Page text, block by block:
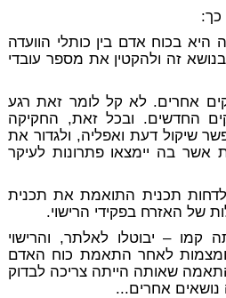
כך:
היא בכוח אדם בין כותלי הוועדה
זה ולהקטין את מספר עובדי
אחרים. לא קל לומר זאת רגע
החדשים. ובכל זאת, החקיקה
שיקול דעת ואפליה, ולגדור את
אשר בה יימצאו פתרונות לעיקר
תכנית התואמת את תכנית
של האזרח בפקידי הרישוי.
קמו – יבוטלו לאלתר, והרישוי
לאחר התאמת כוח האדם
שאותה הייתה צריכה לבדוק
אחרים...